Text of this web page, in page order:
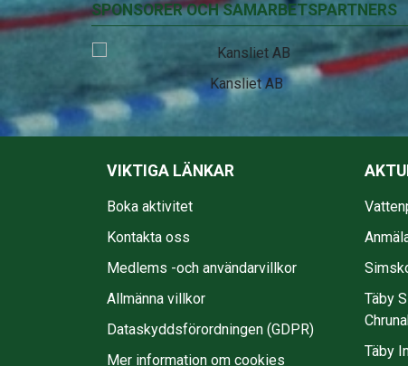
SPONSORER OCH SAMARBETSPARTNERS
EkmanBuss
VIKTIGA LÄNKAR
Boka aktivitet
Kontakta oss
Medlems -och användarvillkor
Allmänna villkor
Dataskyddsförordningen (GDPR)
Mer information om cookies
Täby
Täby